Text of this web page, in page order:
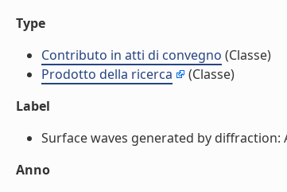
Type
Contributo in atti di convegno (Classe)
Prodotto della ricerca
(Classe)
Label
Surface waves generated by
Anno